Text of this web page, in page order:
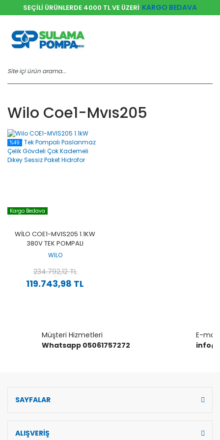
SEÇİLİ ÜRÜNLERDE 4000 TL VE ÜZERİ KARGO BEDAVA
Wilo Coe1-Mvıs205
%49
Kargo Bedava
WILO COE1-MVIS205 1.1KW
380V TEK POMPALI
PASLANMAZ ÇELIK GÖVDELI
PAKET HIDROFOR
WİLO
119.743,98 TL
234.792,12 TL
Müşteri Hizmetleri
Whatsapp 05061757272
E-mail
SAYFALAR
ALIŞVERİŞ